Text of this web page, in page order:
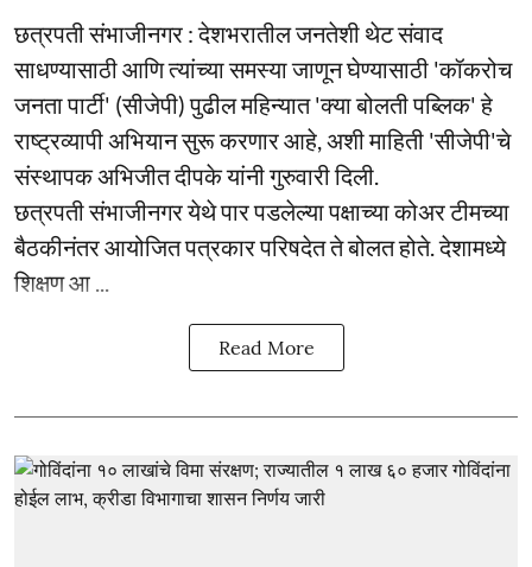
छत्रपती संभाजीनगर : देशभरातील जनतेशी थेट संवाद
साधण्यासाठी आणि त्यांच्या समस्या जाणून घेण्यासाठी 'कॉकरोच
जनता पार्टी' (सीजेपी) पुढील महिन्यात 'क्या बोलती पब्लिक' हे
राष्ट्रव्यापी अभियान सुरू करणार आहे, अशी माहिती 'सीजेपी'चे
संस्थापक अभिजीत दीपके यांनी गुरुवारी दिली.
छत्रपती संभाजीनगर येथे पार पडलेल्या पक्षाच्या कोअर टीमच्या
बैठकीनंतर आयोजित पत्रकार परिषदेत ते बोलत होते. देशामध्ये
शिक्षण आ ...
Read More